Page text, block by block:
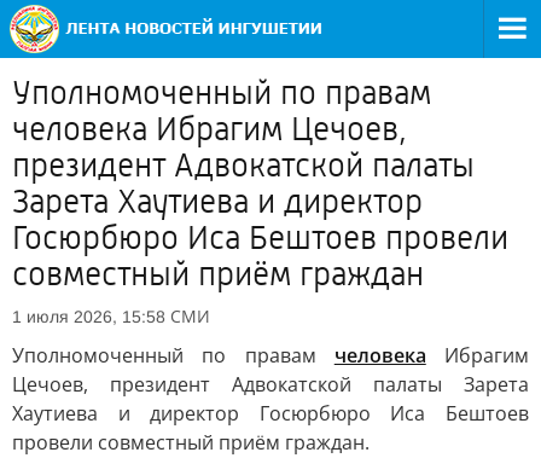
Уполномоченный по правам
человека Ибрагим Цечоев,
президент Адвокатской палаты
Зарета Хаутиева и директор
Госюрбюро Иса Бештоев провели
совместный приём граждан
1 июля 2026, 15:58 СМИ
Уполномоченный по правам человека Ибрагим
Цечоев, президент Адвокатской палаты Зарета
Хаутиева и директор Госюрбюро Иса Бештоев
провели совместный приём граждан.